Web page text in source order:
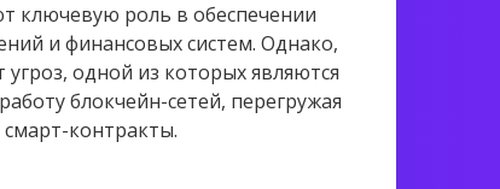
ключевую роль в обеспечении
и финансовых систем. Однако,
одной из которых являются
блокчейн-сетей, перегружая
контракты.